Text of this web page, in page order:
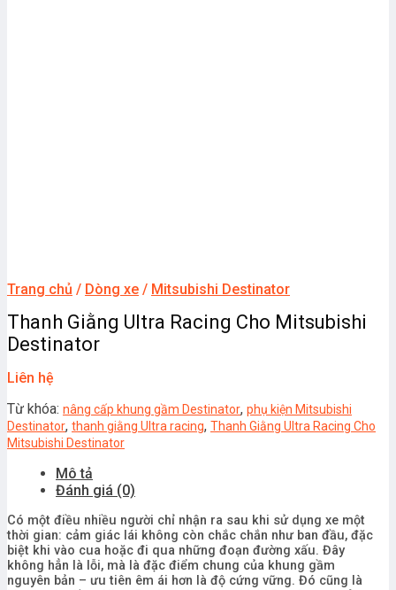
Trang chủ / Dòng xe / Mitsubishi Destinator
Thanh Giằng Ultra Racing Cho Mitsubishi
Destinator
Liên hệ
Từ khóa: nâng cấp khung gầm Destinator, phụ kiện Mitsubishi
Destinator, thanh giằng Ultra racing, Thanh Giằng Ultra Racing Cho
Mitsubishi Destinator
Mô tả
Đánh giá (0)
Có một điều nhiều người chỉ nhận ra sau khi sử dụng xe một
thời gian: cảm giác lái không còn chắc chắn như ban đầu, đặc
biệt khi vào cua hoặc đi qua những đoạn đường xấu. Đây
không hẳn là lỗi, mà là đặc điểm chung của khung gầm
nguyên bản – ưu tiên êm ái hơn là độ cứng vững. Đó cũng là